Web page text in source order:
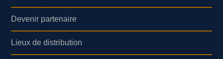
Devenir partenaire
Lieux de distribution